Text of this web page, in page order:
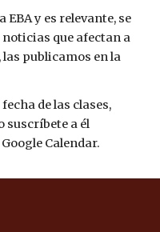
EBA y es relevante, se
noticias que afectan a
publicamos en la
suscríbete a él
Calendar.